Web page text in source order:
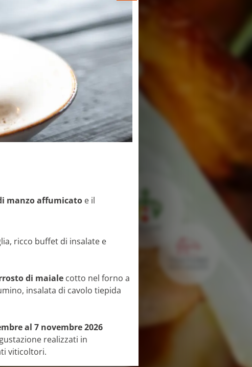
manzo affumicato e il
ricco buffet di insalate e
di maiale cotto nel forno a
insalata di cavolo tiepida
al 7 novembre 2026
realizzati in
viticoltori.